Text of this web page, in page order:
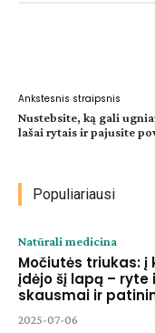
Ankstesnis straipsnis
Nustebsite, ką gali
lašai rytais ir pajusite
Populiariausi
Natūrali medicina
Močiutės triukas: į
įdėjo šį lapą – ryte
skausmai ir
2025-07-06